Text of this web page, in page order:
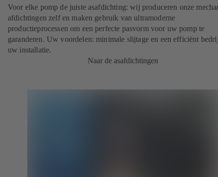
Voor elke pomp de juiste asafdichting: wij produceren onze
afdichtingen zelf en maken gebruik van ultramoderne
productieprocessen om een perfecte pasvorm voor uw pomp te
garanderen. Uw voordelen: minimale slijtage en een efficiënt
uw installatie.
Naar de asafdichtingen